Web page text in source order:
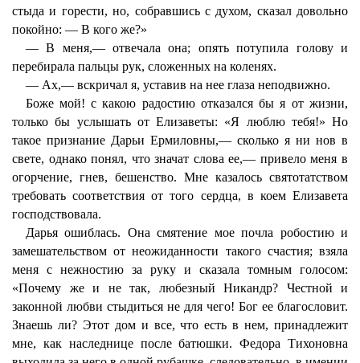
стыда и горести, но, собравшись с духом, сказал довольно
покойно: — В кого же?»
— В меня,— отвечала она; опять потупила голову и
перебирала пальцы рук, сложенных на коленях.
— Ах,— вскричал я, уставив на нее глаза неподвижно.
Боже мой! с какою радостию отказался бы я от жизни,
только бы услышать от Елизаветы: «Я люблю тебя!» Но
такое признание Дарьи Ермиловны,— сколько я ни нов в
свете, однако понял, что значат слова ее,— привело меня в
огорчение, гнев, бешенство. Мне казалось святотатством
требовать соответствия от того сердца, в коем Елизавета
господствовала.
Дарья ошиблась. Она смятение мое почла робостию и
замешательством от неожиданности такого счастия; взяла
меня с нежностию за руку и сказала томным голосом:
«Почему же и не так, любезный Никандр? Честной и
законной любви стыдиться не для чего! Бог ее благословит.
Знаешь ли? Этот дом и все, что есть в нем, принадлежит
мне, как наследнице после батюшки. Федора Тихоновна